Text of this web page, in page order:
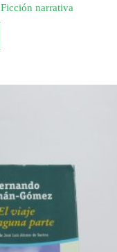
Ficción narrativa